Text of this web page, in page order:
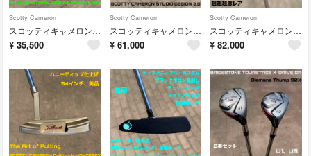
Scotty Cameron
スコッティキャメロン スタジオステンレス ニューポート 2.5 美品 超激レア 34.4インチ
¥ 35,500
Scotty Cameron
スコッティキャメロン スタジオデザイン 3.5 ブラックパールフィニッシュ 美品 超超激レア 34インチ
¥ 61,000
Scotty Cameron
スコッティキャメロン ブルズアイ ブレード ガンブルーフィニッシュ 極美品 超超超激レア 35インチ
¥ 82,000